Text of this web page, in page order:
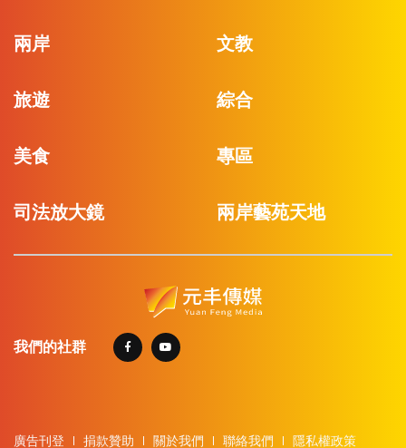
兩岸 文教
旅遊 綜合
美食 專區
司法放大鏡 兩岸藝苑天地
我們的社群
廣告刊登 捐款贊助 關於我們 聯絡我們 隱私權政策